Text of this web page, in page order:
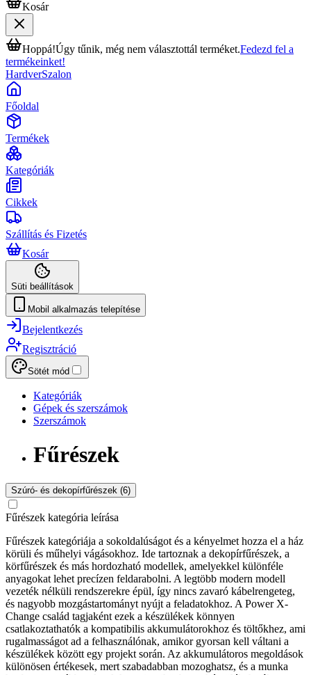
Kosár
Hoppá!Úgy tűnik, még nem választottál terméket.Fedezd fel a
termékeinket!
HardverSzalon
Főoldal
Termékek
Kategóriák
Cikkek
Szállítás és Fizetés
Kosár
Süti beállítások
Mobil alkalmazás telepítése
Bejelentkezés
Regisztráció
Sötét mód
Kategóriák
Gépek és szerszámok
Szerszámok
Fűrészek
Szúró- és dekopírfűrészek (6)
Fűrészek kategória leírása
Fűrészek kategóriája a sokoldalúságot és a kényelmet hozza el a ház
körüli és műhelyi vágásokhoz. Ide tartoznak a dekopírfűrészek, a
körfűrészek és más hordozható modellek, amelyekkel különféle
anyagokat lehet precízen feldarabolni. A legtöbb modern modell
vezeték nélküli rendszerekre épül, így nincs zavaró kábelrengeteg,
és nagyobb mozgástartományt nyújt a feladatokhoz. A Power X-
Change család tagjaként ezek a készülékek könnyen
csatlakoztathatók a kompatibilis akkumulátorokhoz és töltőkhez, ami
rugalmasságot ad a felhasználónak, amikor gyorsan kell váltani a
készülékek között egy projekt során. Az akkumulátoros megoldások
különösen értékesek, mert szabadabban mozoghatsz, és a munka